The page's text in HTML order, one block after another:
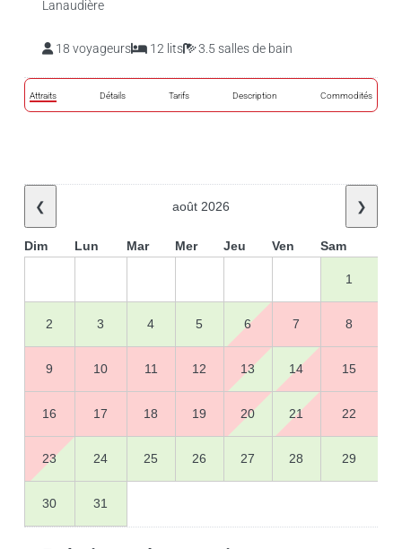
Lanaudière
18 voyageurs 12 lits 3.5 salles de bain
Attraits Détails Tarifs Description Commodités
❮ août 2026 ❯
Dim Lun Mar Mer Jeu Ven Sam
1
2 3 4 5 6 7 8
9 10 11 12 13 14 15
16 17 18 19 20 21 22
23 24 25 26 27 28 29
30 31